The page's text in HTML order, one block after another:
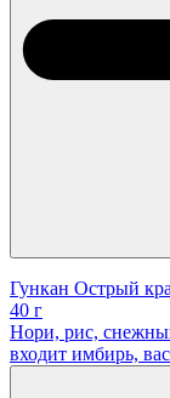
Гункан Острый
40 г
Нори, рис,
входит имбирь,